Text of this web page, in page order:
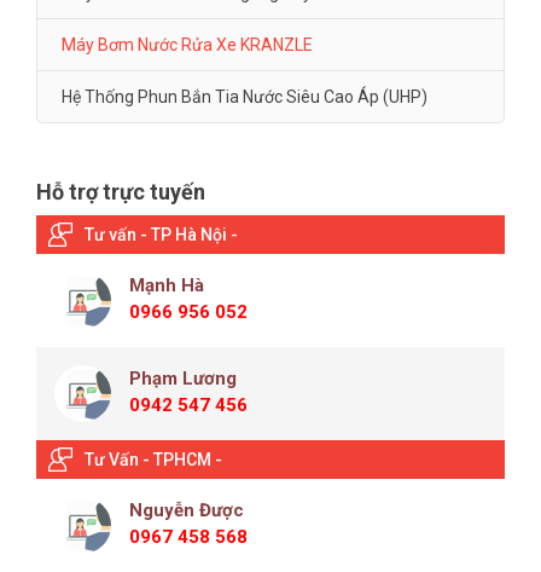
Máy Bơm Nước Rửa Xe KRANZLE
Hệ Thống Phun Bắn Tia Nước Siêu Cao Áp (UHP)
Hỗ trợ trực tuyến
Tư vấn - TP Hà Nội -
Mạnh Hà
0966 956 052
Phạm Lương
0942 547 456
Tư Vấn - TPHCM -
Nguyễn Được
0967 458 568